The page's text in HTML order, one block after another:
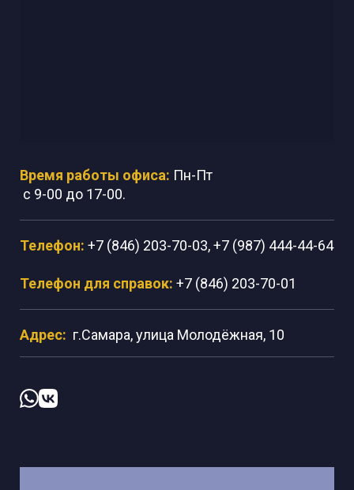
Время работы офиса: Пн-Пт
с 9-00 до 17-00.
Телефон: +7 (846) 203-70-03, +7 (987) 444-44-64
Телефон для справок: +7 (846) 203-70-01
Адрес: г.Самара, улица Молодёжная, 10